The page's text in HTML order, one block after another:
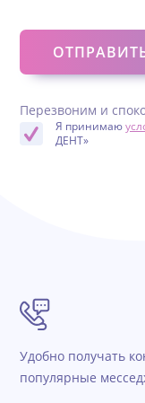
Перезвоним и
Я принимаю
ДЕНТ»
Удобно получать
популярные